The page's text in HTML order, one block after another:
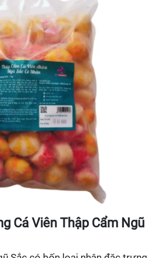
Cá Viên Thập Cẩm Ngũ